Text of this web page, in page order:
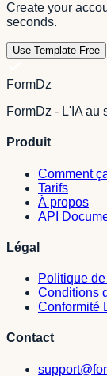
Create your
seconds.
Use Template Free
FormDz
FormDz - L'IA au
Produit
Comment
Tarifs
À propos
API
Légal
Politique
Conditions
Contact